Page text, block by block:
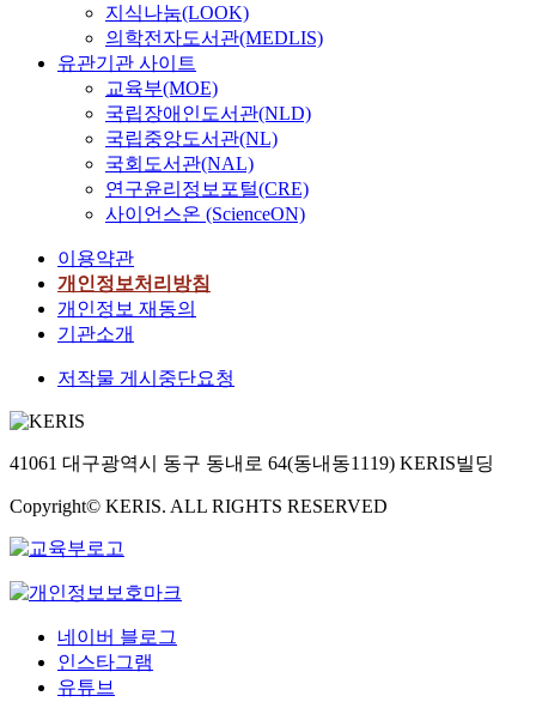
지식나눔(LOOK)
의학전자도서관(MEDLIS)
유관기관 사이트
교육부(MOE)
국립장애인도서관(NLD)
국립중앙도서관(NL)
국회도서관(NAL)
연구윤리정보포털(CRE)
사이언스온 (ScienceON)
이용약관
개인정보처리방침
개인정보 재동의
기관소개
저작물 게시중단요청
41061 대구광역시 동구 동내로 64(동내동1119) KERIS빌딩
Copyright© KERIS. ALL RIGHTS RESERVED
네이버 블로그
인스타그램
유튜브